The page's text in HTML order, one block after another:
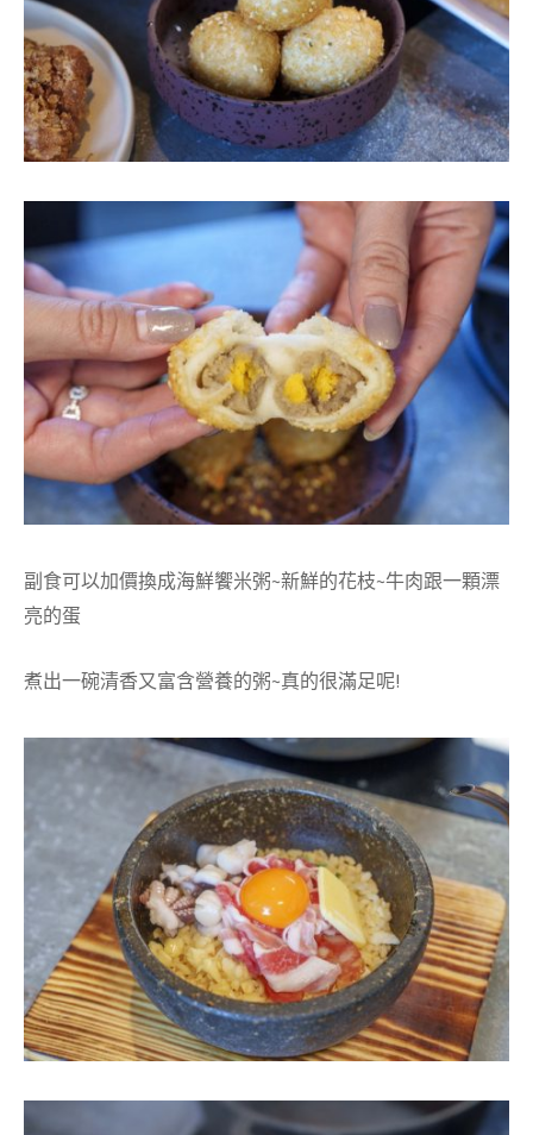
副食可以加價換成海鮮饗米粥~新鮮的花枝~牛肉跟一顆漂
亮的蛋
煮出一碗清香又富含營養的粥~真的很滿足呢!